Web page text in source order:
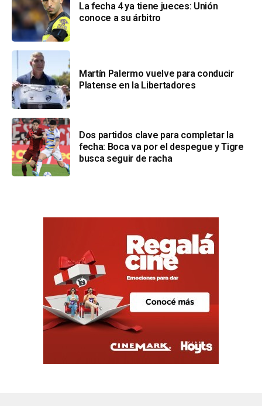
La fecha 4 ya tiene jueces: Unión
conoce a su árbitro
Martín Palermo vuelve para conducir
Platense en la Libertadores
Dos partidos clave para completar la
fecha: Boca va por el despegue y Tigre
busca seguir de racha